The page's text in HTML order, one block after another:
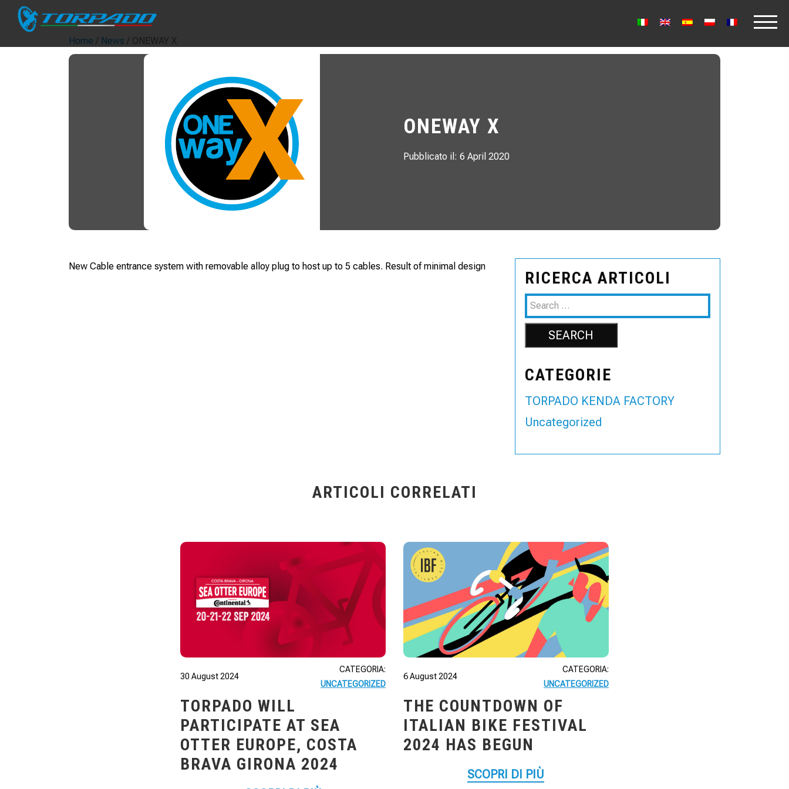
Home / News / ONEWAY X
ONEWAY X
Pubblicato il: 6 April 2020
New Cable entrance system with removable alloy plug to host up to 5 cables. Result of minimal design
RICERCA ARTICOLI
CATEGORIE
TORPADO KENDA FACTORY
Uncategorized
ARTICOLI CORRELATI
30 August 2024
CATEGORIA:
UNCATEGORIZED
TORPADO WILL
PARTICIPATE AT SEA
OTTER EUROPE, COSTA
BRAVA GIRONA 2024
6 August 2024
CATEGORIA:
UNCATEGORIZED
THE COUNTDOWN OF
ITALIAN BIKE FESTIVAL
2024 HAS BEGUN
SCOPRI DI PIÙ